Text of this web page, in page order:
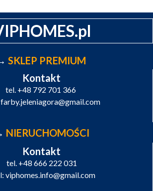
Kontakt
tel. +48 792 701 366
farby.jeleniagora@gmail.com
Kontakt
tel. +48 666 222 031
viphomes.info@gmail.com
SKLEP PREMIUM
NIERUCHOMOŚCI